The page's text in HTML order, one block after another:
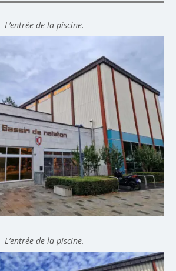
L’entrée de la piscine.
L’entrée de la piscine.